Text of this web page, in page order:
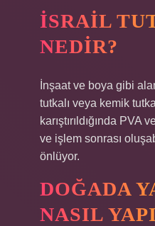
İSRAIL
NEDIR?
İnşaat ve boya gibi
tutkalı veya kemik
karıştırıldığında
ve işlem sonrası
önlüyor.
DOĞADA
NASIL